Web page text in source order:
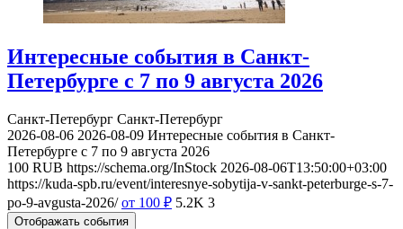
Интересные события в Санкт-
Петербурге с 7 по 9 августа 2026
Санкт-Петербург Санкт-Петербург
2026-08-06 2026-08-09 Интересные события в Санкт-
Петербурге с 7 по 9 августа 2026
100 RUB https://schema.org/InStock 2026-08-06T13:50:00+03:00
https://kuda-spb.ru/event/interesnye-sobytija-v-sankt-peterburge-s-7-
po-9-avgusta-2026/ от 100 ₽ 5.2K 3
Отображать события